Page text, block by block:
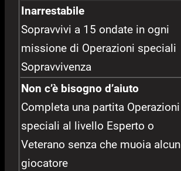
Inarrestabile
Sopravvivi a 15 ondate in ogni
missione di Operazioni speciali
Sopravvivenza
Non c’è bisogno d’aiuto
Completa una partita Operazioni
speciali al livello Esperto o
Veterano senza che muoia alcun
giocatore